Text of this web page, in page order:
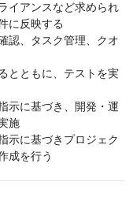
イアンスなど求められ
に反映する
認、タスク管理、クオ
とともに、テストを実
示に基づき、開発・運
施
示に基づきプロジェク
成を行う